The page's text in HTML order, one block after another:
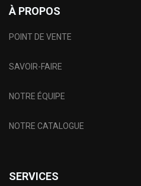
À PROPOS
POINT DE VENTE
SAVOIR-FAIRE
NOTRE ÉQUIPE
NOTRE CATALOGUE
SERVICES